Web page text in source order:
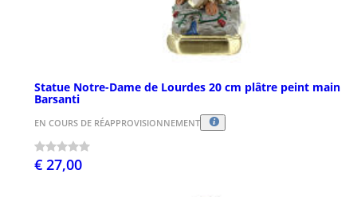
Statue Notre-Dame de Lourdes 20 cm plâtre peint main
Barsanti
EN COURS DE RÉAPPROVISIONNEMENT
€ 27,00